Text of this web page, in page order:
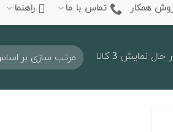
همکار تماس با ما راهنما
حال نمایش 3 کالا
Sorted
latest